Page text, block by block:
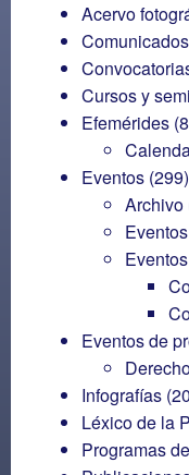
Acervo
Comunicados
Cursos y
Efemérides
Eventos (299)
Archivo
Eventos de
Infografías
Léxico de la
Programas